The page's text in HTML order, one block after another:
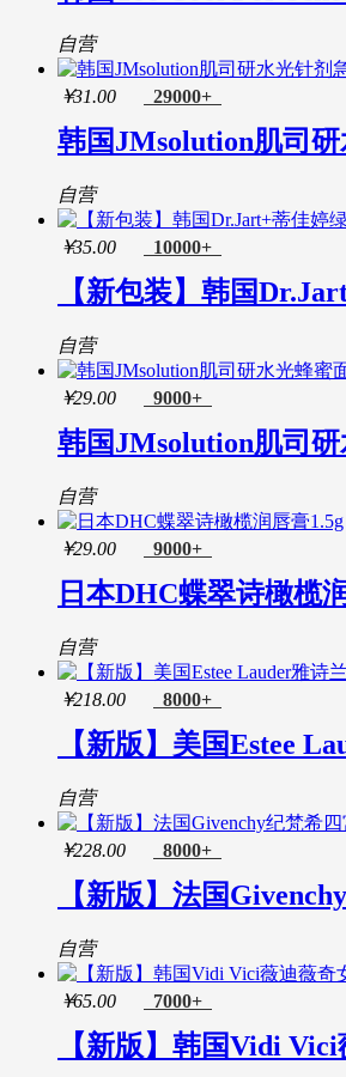
苏秘37°(SU:M37°)
娇韵诗(Clarins)
井田(Canmake)
贺本清(Herbacin)
SNP(爱神菲)
奥本美(About Me)
汤姆福特(Tom Ford)
芙日菲(Freezeframe)
卢卡斯(Lucas Papaw)
星期四农庄(Thursday
碧柔(Biore)
亚邦丝(Avance)
宝丽(POLA)
Hourglass
沛丽康(Pelican)
杜得乐(Deonatulle)
花王(KAO)
肌司研(JMsolution)
碧迪皙(PDC)
梨牌(Pears)
蜜丝佛陀(MaxFactor)
自营
￥31.00 29000+
韩国JMsolution肌司
自营
￥35.00 10000+
【新包装】韩国
自营
￥29.00 9000+
韩国JMsolution肌司
自营
￥29.00 9000+
日本DHC蝶翠诗橄榄
自营
￥218.00 8000+
【新版】美国Estee
自营
￥228.00 8000+
【新版】法国
自营
￥65.00 7000+
【新版】韩国Vidi